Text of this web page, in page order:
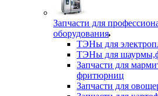
Запчасти для
оборудования
ТЭНы для
ТЭНы для
Запчасти для
фритюрниц
Запчасти для